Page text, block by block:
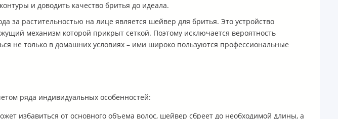
и доводить качество бритья до идеала.
за растительностью на лице является шейвер для бритья. Это устройство
механизм которой прикрыт сеткой. Поэтому исключается вероятность
не только в домашних условиях – ими широко пользуются профессиональные
ряда индивидуальных особенностей:
избавиться от основного объема волос, шейвер сбреет до необходимой длины, а